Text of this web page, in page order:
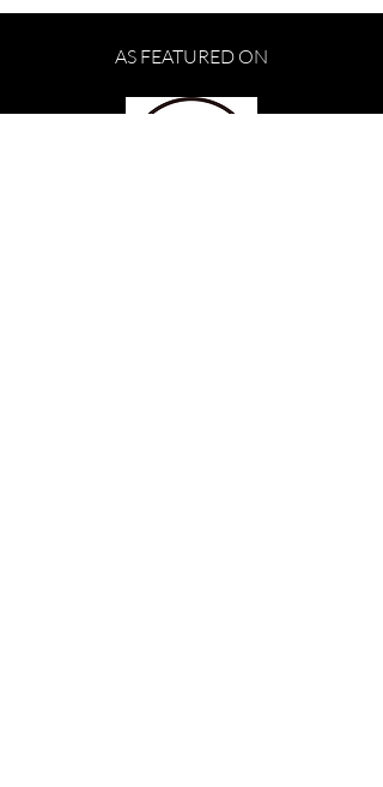
AS FEATURED ON
KIKUSUI SAKAMAI JDG
few days ago